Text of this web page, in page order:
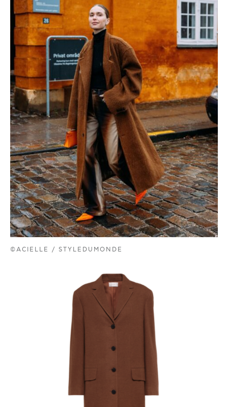
©ACIELLE / STYLEDUMONDE